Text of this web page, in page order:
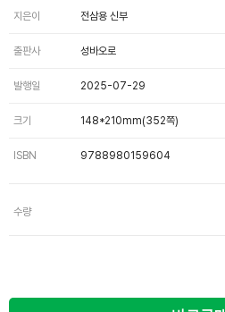
지은이 전삼용 신부
출판사 성바오로
발행일 2025-07-29
크기 148*210mm(352쪽)
ISBN 9788980159604
수량